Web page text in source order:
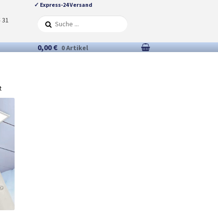
✓ Express-24 Versand
31
0,00 € 0 Artikel